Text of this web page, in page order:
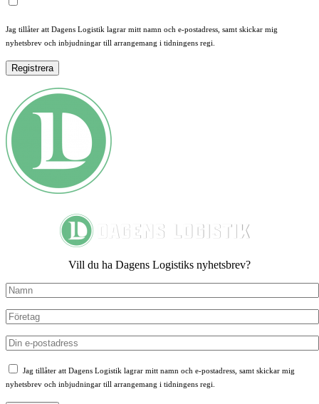
Jag tillåter att Dagens Logistik lagrar mitt namn och e-postadress, samt skickar mig
nyhetsbrev och inbjudningar till arrangemang i tidningens regi.
Vill du ha Dagens Logistiks nyhetsbrev?
Jag tillåter att Dagens Logistik lagrar mitt namn och e-postadress, samt skickar mig
nyhetsbrev och inbjudningar till arrangemang i tidningens regi.